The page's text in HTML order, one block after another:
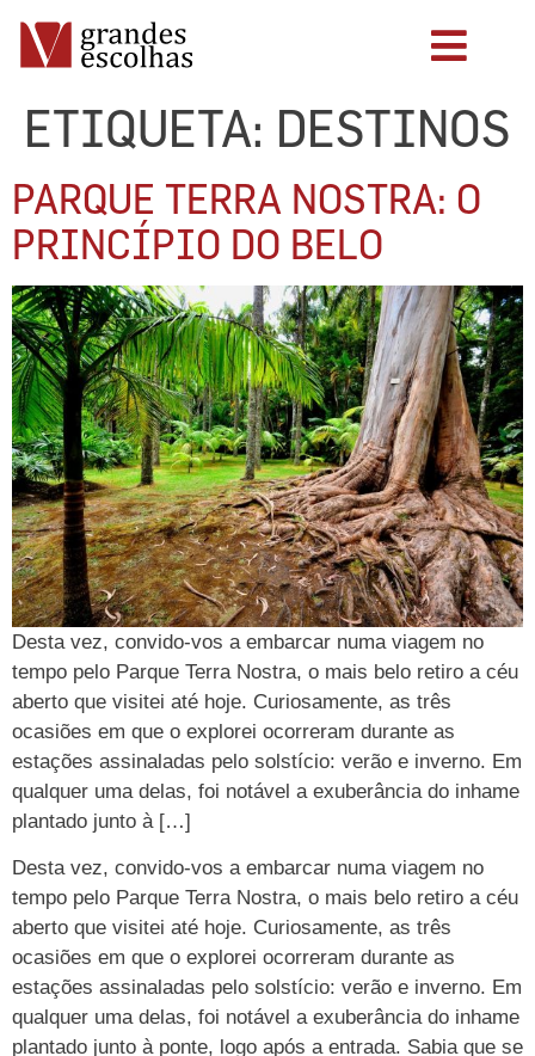
ETIQUETA: DESTINOS
PARQUE TERRA NOSTRA: O
PRINCÍPIO DO BELO
Desta vez, convido-vos a embarcar numa viagem no
tempo pelo Parque Terra Nostra, o mais belo retiro a céu
aberto que visitei até hoje. Curiosamente, as três
ocasiões em que o explorei ocorreram durante as
estações assinaladas pelo solstício: verão e inverno. Em
qualquer uma delas, foi notável a exuberância do inhame
plantado junto à […]
Desta vez, convido-vos a embarcar numa viagem no
tempo pelo Parque Terra Nostra, o mais belo retiro a céu
aberto que visitei até hoje. Curiosamente, as três
ocasiões em que o explorei ocorreram durante as
estações assinaladas pelo solstício: verão e inverno. Em
qualquer uma delas, foi notável a exuberância do inhame
plantado junto à ponte, logo após a entrada. Sabia que se